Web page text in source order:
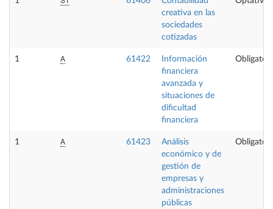
creativa en las
sociedades
cotizadas
1 A 61422
Información
financiera
avanzada y
situaciones de
dificultad
financiera
1 A 61423
Análisis
económico y de
gestión de
empresas y
administraciones
públicas